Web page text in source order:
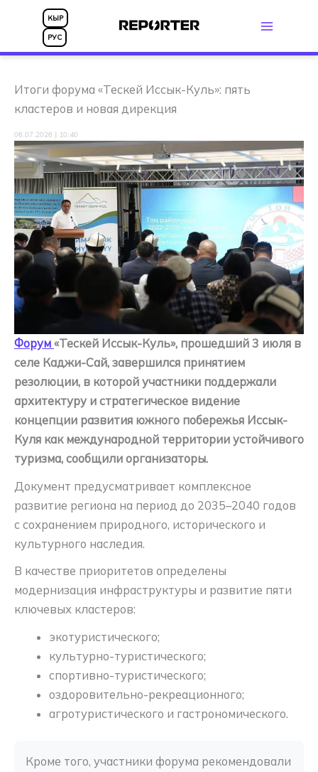
Перейти
содержимому
КЫР
РУС
Итоги форума «Тескей Иссык-Куль»: пять
кластеров и новая дирекция
06.07.2026 | 10:40
Форум «Тескей Иссык-Куль», прошедший 3 июля в
селе Каджи-Сай, завершился принятием
резолюции, в которой участники поддержали
архитектуру и стратегическое видение
концепции развития южного побережья Иссык-
Куля как международной территории устойчивого
туризма, сообщили организаторы.
Документ предусматривает комплексное
развитие региона на период до 2035–2040 годов
с сохранением природного, исторического и
культурного наследия.
В качестве приоритетов определены
модернизация инфраструктуры и развитие пяти
ключевых кластеров:
экотуристического;
культурно-туристического;
спортивно-туристического;
оздоровительно-рекреационного;
агротуристического и гастрономического.
Кроме того, участники форума рекомендовали